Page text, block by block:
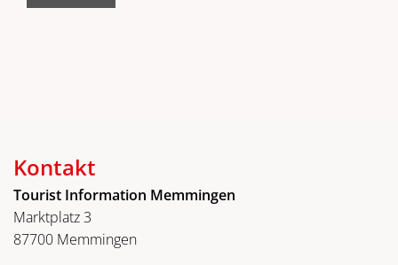
Kontakt
Tourist Information Memmingen
Marktplatz 3
87700 Memmingen